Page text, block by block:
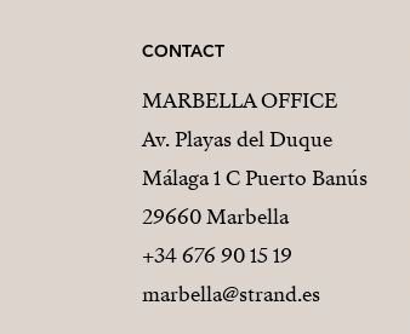
CONTACT
MARBELLA OFFICE
Av. Playas del Duque
Málaga 1 C Puerto Banús
29660 Marbella
+34 676 90 15 19
marbella@strand.es